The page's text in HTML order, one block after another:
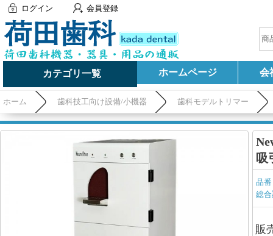
ログイン 会員登録
カテゴリ一覧 ホームページ 会
ホーム 歯科技工向け設備/小機器 歯科モデルトリマー
吸
品
総
販